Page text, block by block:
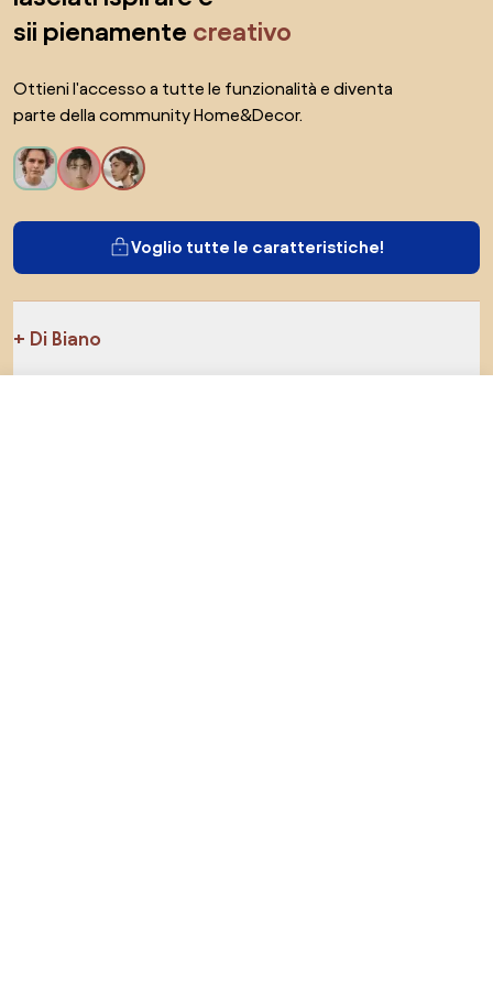
sii pienamente creativo
Ottieni l'accesso a tutte le funzionalità e diventa
parte della community Home&Decor.
Voglio tutte le caratteristiche!
Di Biano